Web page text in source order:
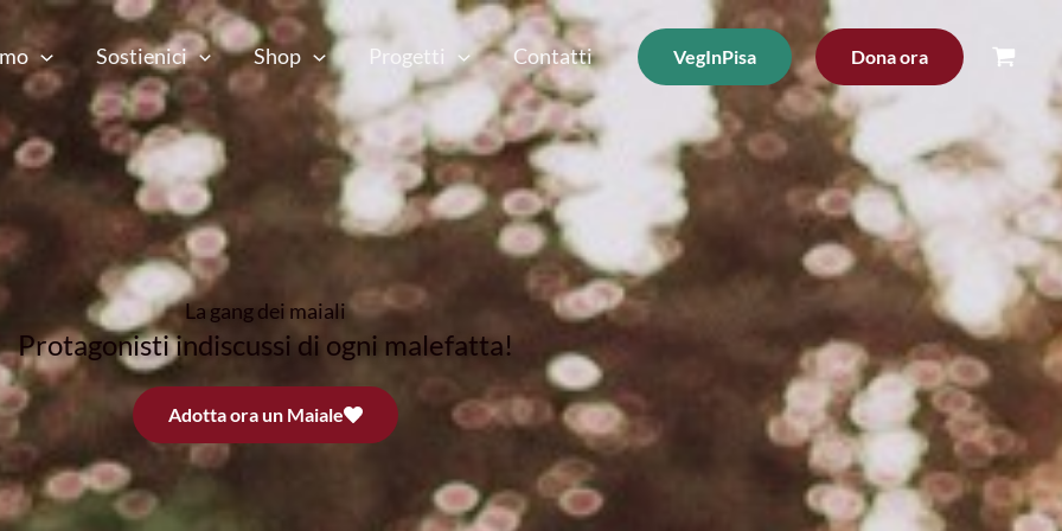
Sostienici Shop Progetti Contatti VegInPisa Dona ora
La gang dei maiali
Protagonisti indiscussi di ogni malefatta!
Adotta ora un Maiale